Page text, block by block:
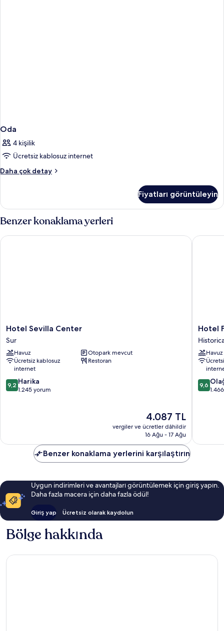
Oda
4 kişilik
Ücretsiz kablosuz internet
Daha çok detay
Oda
detay
Fiyatları görüntüleyin
Benzer konaklama yerleri
Hotel
Sevilla
Center
Sur
Hotel Sevilla Center
Sur
Havuz
Otopark mevcut
Ücretsiz kablosuz
internet
Restoran
10
üzerinden
9,2 Harika
1.245 yorum
Güncel
fiyat:
4.087 TL
4.087 TL
vergiler ve ücretler dâhildir
16 Ağu - 17 Ağu
Hotel Sevilla Center
Hotel
III
Center
Hotel
Havuz
10
9,6
Hotel
Benzer konaklama yerlerini karşılaştırın
Uygun indirimleri ve avantajları görüntülemek için giriş yapın.
Daha fazla macera için daha fazla ödül!
Giriş yap Ücretsiz olarak kaydolun
Bölge hakkında